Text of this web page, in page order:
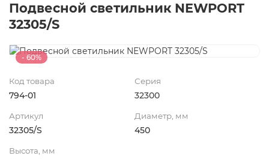
Композиции светильников
Подвесной светильник NEWPORT
32305/S
- 60%
Код товара
794-01
Серия
32300
Артикул
32305/S
Диаметр, мм
450
Высота, мм